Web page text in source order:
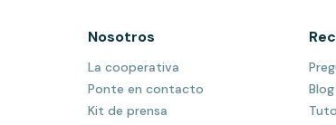
Nosotros
La cooperativa
Ponte en contacto
Kit de prensa
Blog